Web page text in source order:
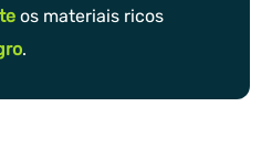
os materiais ricos
.